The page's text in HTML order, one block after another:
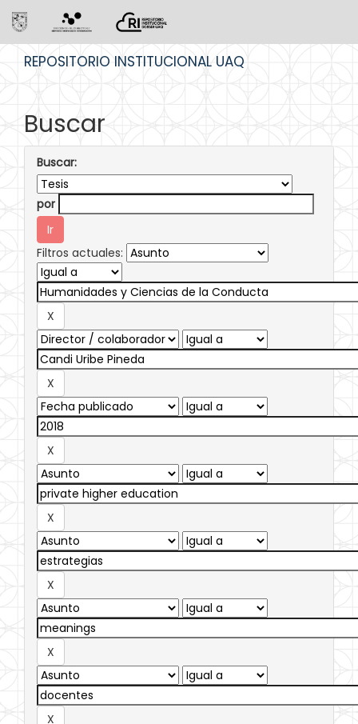
REPOSITORIO INSTITUCIONAL UAQ
Buscar
Buscar:
por
Filtros actuales: